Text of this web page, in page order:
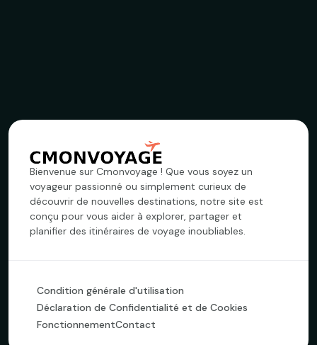
Bienvenue sur Cmonvoyage ! Que vous soyez un
voyageur passionné ou simplement curieux de
découvrir de nouvelles destinations, notre site est
conçu pour vous aider à explorer, partager et
planifier des itinéraires de voyage inoubliables.
Condition générale d'utilisation
Déclaration de Confidentialité et de Cookies
FonctionnementContact